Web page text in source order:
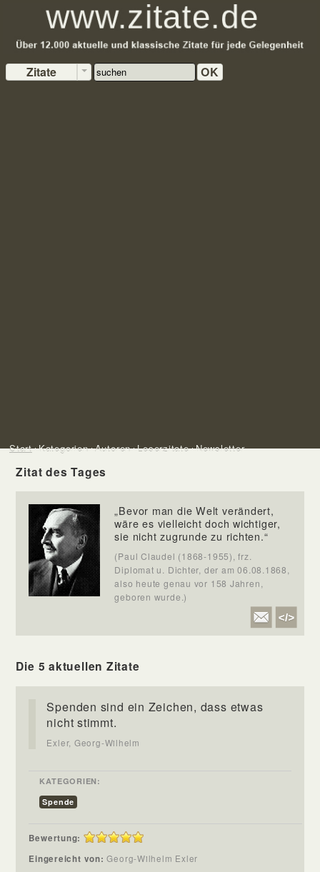
Zitate OK
Start Kategorien Autoren Leserzitate Newsletter
Zitat des Tages
„Bevor man die Welt verändert,
wäre es vielleicht doch wichtiger,
sie nicht zugrunde zu richten.“
(Paul Claudel (1868-1955), frz.
Diplomat u. Dichter, der am 06.08.1868,
also heute genau vor 158 Jahren,
geboren wurde.)
Die 5 aktuellen Zitate
Spenden sind ein Zeichen, dass etwas
nicht stimmt.
Exler, Georg-Wilhelm
KATEGORIEN:
Spende
Bewertung:
Eingereicht von:Georg-Wilhelm Exler